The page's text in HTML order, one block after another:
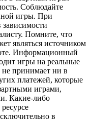
Соблюдайте
игры. При
Помните, что
являться источником
Информационный
игры на реальные
не принимает ни в
платежей, которые
играми,
Какие-либо
в